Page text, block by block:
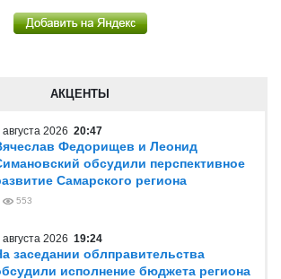
АКЦЕНТЫ
августа 2026 20:47
Федорищев и Леонид
обсудили перспективное
Самарского региона
553
августа 2026 19:24
заседании облправительства
исполнение бюджета региона